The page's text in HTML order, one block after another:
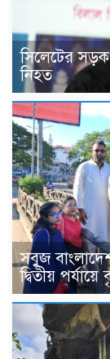
সিলেটের সড়ক
নিহত
সবুজ
দ্বিতীয়